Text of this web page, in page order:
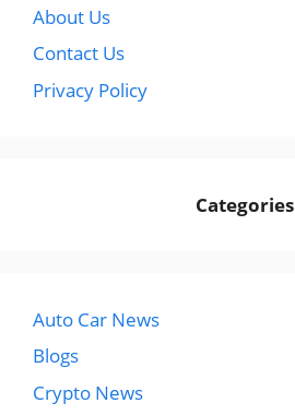
About Us
Contact Us
Privacy Policy
Categories
Auto Car News
Blogs
Crypto News